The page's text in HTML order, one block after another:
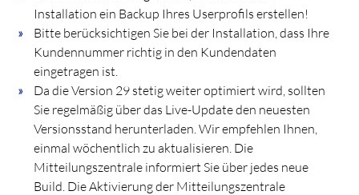
Installation ein Backup Ihres Userprofils erstellen!
Bitte berücksichtigen Sie bei der Installation, dass Ihre
Kundennummer richtig in den Kundendaten
eingetragen ist.
Da die Version 29 stetig weiter optimiert wird, sollten
Sie regelmäßig über das Live-Update den neuesten
Versionsstand herunterladen. Wir empfehlen Ihnen,
einmal wöchentlich zu aktualisieren. Die
Mitteilungszentrale informiert Sie über jedes neue
Build. Die Aktivierung der Mitteilungszentrale